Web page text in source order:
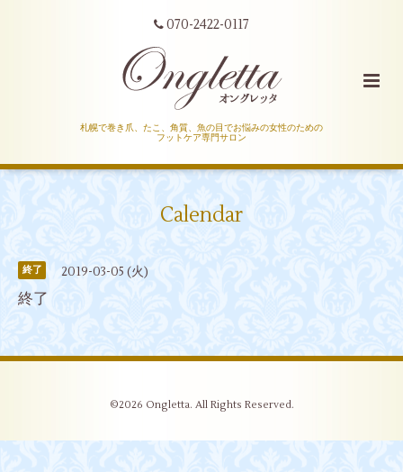
070-2422-0117
札幌で巻き爪、たこ、角質、魚の目でお悩みの女性のための
フットケア専門サロン
Calendar
終了 2019-03-05 (火)
終了
©2026 Ongletta. All Rights Reserved.